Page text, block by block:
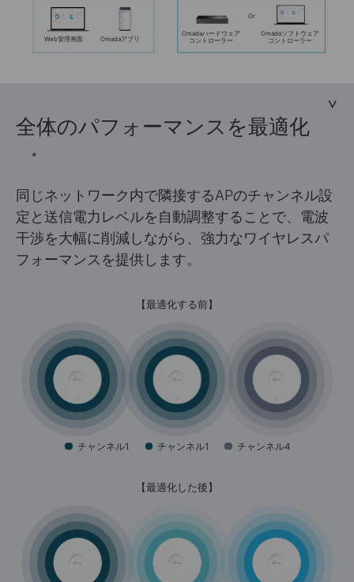
Web管理画面 Omadaアプリ
Omadaハードウェア
コントローラー
Or
Omadaソフトウェア
コントローラー
全体のパフォーマンスを最適化
*
同じネットワーク内で隣接するAPのチャンネル設
定と送信電力レベルを自動調整することで、電波
干渉を大幅に削減しながら、強力なワイヤレスパ
フォーマンスを提供します。
【最適化する前】
チャンネル1 チャンネル1 チャンネル4
【最適化した後】